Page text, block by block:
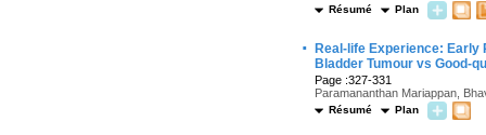
Résumé Plan
·
Real-life Experience:
Bladder Tumour vs Good-
Page :327-331
Paramananthan Mariappan,
Résumé Plan